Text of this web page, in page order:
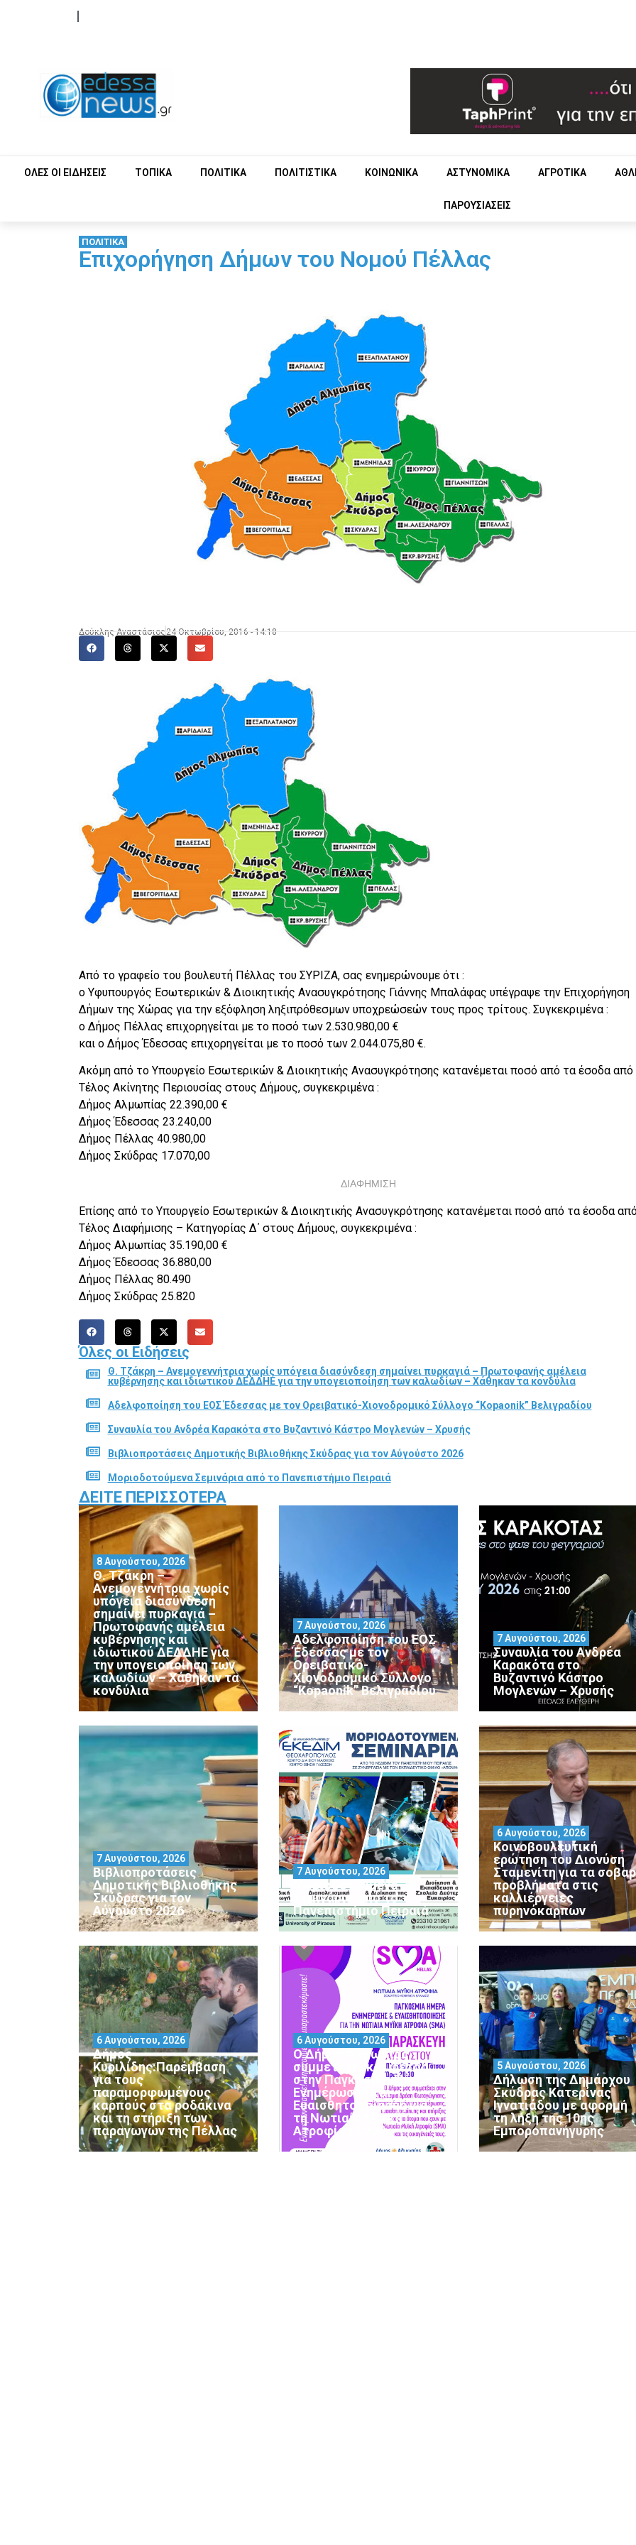
ΟΛΕΣ ΟΙ ΕΙΔΗΣΕΙΣ ΤΟΠΙΚΑ ΠΟΛΙΤΙΚΑ ΠΟΛΙΤΙΣΤΙΚΑ ΚΟΙΝΩΝΙΚΑ ΑΣΤΥΝΟΜΙΚΑ ΑΓΡΟΤΙΚΑ
ΠΑΡΟΥΣΙΑΣΕΙΣ
ΠΟΛΙΤΙΚΑ
Επιχορήγηση Δήμων του Νομού Πέλλας
Δούκλης Αναστάσιος 24 Οκτωβρίου, 2016 - 14:18
Από το γραφείο του βουλευτή Πέλλας του ΣΥΡΙΖΑ, σας ενημερώνουμε ότι :
ο Υφυπουργός Εσωτερικών & Διοικητικής Ανασυγκρότησης Γιάννης Μπαλάφας υπέγραψε την Επιχορήγηση
Δήμων της Χώρας για την εξόφληση ληξιπρόθεσμων υποχρεώσεών τους προς τρίτους. Συγκεκριμένα :
ο Δήμος Πέλλας επιχορηγείται με το ποσό των 2.530.980,00 €
και ο Δήμος Έδεσσας επιχορηγείται με το ποσό των 2.044.075,80 €.
Ακόμη από το Υπουργείο Εσωτερικών & Διοικητικής Ανασυγκρότησης κατανέμεται ποσό από τα έσοδα από
Τέλος Ακίνητης Περιουσίας στους Δήμους, συγκεκριμένα :
Δήμος Αλμωπίας 22.390,00 €
Δήμος Έδεσσας 23.240,00
Δήμος Πέλλας 40.980,00
Δήμος Σκύδρας 17.070,00
ΔΙΑΦΗΜΙΣΗ
Επίσης από το Υπουργείο Εσωτερικών & Διοικητικής Ανασυγκρότησης κατανέμεται ποσό από τα έσοδα
Τέλος Διαφήμισης – Κατηγορίας Δ΄ στους Δήμους, συγκεκριμένα :
Δήμος Αλμωπίας 35.190,00 €
Δήμος Έδεσσας 36.880,00
Δήμος Πέλλας 80.490
Δήμος Σκύδρας 25.820
Όλες οι Ειδήσεις
Θ. Τζάκρη – Ανεμογεννήτρια χωρίς υπόγεια διασύνδεση σημαίνει πυρκαγιά – Πρωτοφανής αμέλεια
κυβέρνησης και ιδιωτικού ΔΕΔΔΗΕ για την υπογειοποίηση των καλωδίων – Χάθηκαν τα κονδύλια
Αδελφοποίηση του ΕΟΣ Έδεσσας με τον Ορειβατικό-Χιονοδρομικό Σύλλογο “Kopaonik” Βελιγραδίου
Συναυλία του Ανδρέα Καρακότα στο Βυζαντινό Κάστρο Μογλενών – Χρυσής
Βιβλιοπροτάσεις Δημοτικής Βιβλιοθήκης Σκύδρας για τον Αύγούστο 2026
Μοριοδοτούμενα Σεμινάρια από το Πανεπιστήμιο Πειραιά
ΔΕΊΤΕ ΠΕΡΙΣΣΌΤΕΡΑ
Θ. Τζάκρη –
Ανεμογεννήτρια χωρίς
υπόγεια διασύνδεση
σημαίνει πυρκαγιά –
Πρωτοφανής αμέλεια
κυβέρνησης και
ιδιωτικού ΔΕΔΔΗΕ για
την υπογειοποίηση των
καλωδίων – Χάθηκαν τα
κονδύλια
8 Αυγούστου, 2026
Αδελφοποίηση του ΕΟΣ
Έδεσσας με τον
Ορειβατικό-
Χιονοδρομικό Σύλλογο
“Kopaonik” Βελιγραδίου
7 Αυγούστου, 2026
Συναυλία του Ανδρέα
Καρακότα στο
Βυζαντινό Κάστρο
Μογλενών – Χρυσής
7 Αυγούστου, 2026
Βιβλιοπροτάσεις
Δημοτικής Βιβλιοθήκης
Σκύδρας για τον
Αύγούστο 2026
7 Αυγούστου, 2026
Μοριοδοτούμενα
Σεμινάρια από το
Πανεπιστήμιο Πειραιά
7 Αυγούστου, 2026
Κοινοβουλευτική
ερώτηση του Διονύση
Σταμενίτη για τα
προβλήματα στις
καλλιέργειες
πυρηνόκαρπων
6 Αυγούστου, 2026
Δήμος
Κυριλίδης:Παρέμβαση
για τους
παραμορφωμένους
καρπούς στα ροδάκινα
και τη στήριξη των
παραγωγών της Πέλλας
6 Αυγούστου, 2026
Ο Δήμος Αλμωπίας
συμμετέχει και φέτος
στην Παγκόσμια Ημέρα
Ενημέρωσης και
Ευαισθητοποίησης για
τη Νωτιαία Μυϊκή
Ατροφία (SMA)
6 Αυγούστου, 2026
Δήλωση της Δημάρχου
Σκύδρας Κατερίνας
Ιγνατιάδου με αφορμή
τη λήξη της 10ης
Εμποροπανήγυρης
5 Αυγούστου, 2026